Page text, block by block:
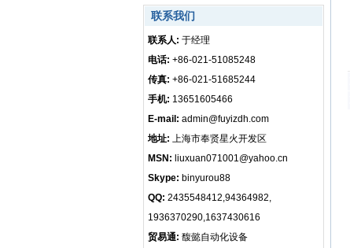
联系我们
联系人: 于经理
电话: +86-021-51085248
传真: +86-021-51685244
手机: 13651605466
E-mail: admin@fuyizdh.com
地址: 上海市奉贤星火开发区
MSN: liuxuan071001@yahoo.cn
Skype: binyurou88
QQ: 2435548412,94364982,
1936370290,1637430616
贸易通: 馥懿自动化设备